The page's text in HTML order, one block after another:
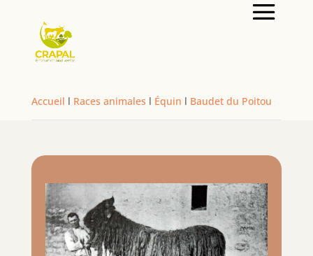
Accueil l Races animales l Équin l Baudet du Poitou